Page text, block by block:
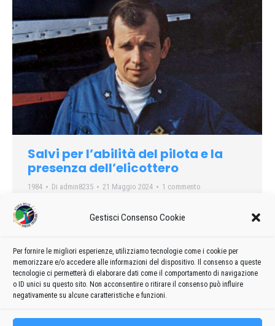
Gestisci Consenso Cookie
Per fornire le migliori esperienze, utilizziamo tecnologie come i cookie per
memorizzare e/o accedere alle informazioni del dispositivo. Il consenso a queste
tecnologie ci permetterà di elaborare dati come il comportamento di navigazione
o ID unici su questo sito. Non acconsentire o ritirare il consenso può influire
negativamente su alcune caratteristiche e funzioni.
Salvi per l’abilità del pilota e la
presenza dell’elicottero
1984 Di admin8235 21 Maggio 2024 1 commento
Si deve all’abilita ed all’eccezionale sangue freddo del pilota,
Sergio Valori, 30 anni, di Schlo (Vicenza), e alla bravura dei
l’ammaraggio dl domenica, nelle acque davanti a Varigotti di
un piccolo aereo da turismo Cessna 210 non si è concluso in
tragedia